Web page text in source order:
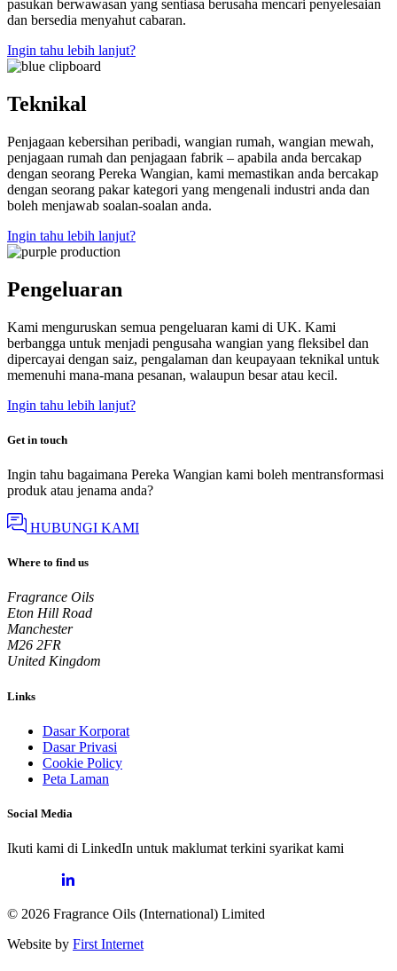
pasukan berwawasan yang sentiasa berusaha mencari penyelesaian
dan bersedia menyahut cabaran.
Ingin tahu lebih lanjut?
Teknikal
Penjagaan kebersihan peribadi, wangian rumah, wangian mewah,
penjagaan rumah dan penjagaan fabrik – apabila anda bercakap
dengan seorang Pereka Wangian, kami memastikan anda bercakap
dengan seorang pakar kategori yang mengenali industri anda dan
boleh menjawab soalan-soalan anda.
Ingin tahu lebih lanjut?
Pengeluaran
Kami menguruskan semua pengeluaran kami di UK. Kami
berbangga untuk menjadi pengusaha wangian yang fleksibel dan
dipercayai dengan saiz, pengalaman dan keupayaan teknikal untuk
memenuhi mana-mana pesanan, walaupun besar atau kecil.
Ingin tahu lebih lanjut?
Get in touch
Ingin tahu bagaimana Pereka Wangian kami boleh mentransformasi
produk atau jenama anda?
HUBUNGI KAMI
Where to find us
Fragrance Oils
Eton Hill Road
Manchester
M26 2FR
United Kingdom
Links
Dasar Korporat
Dasar Privasi
Cookie Policy
Peta Laman
Social Media
Ikuti kami di LinkedIn untuk maklumat terkini syarikat kami
© 2026 Fragrance Oils (International) Limited
Website by First Internet